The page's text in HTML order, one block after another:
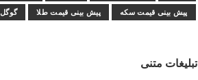
پیش بینی قیمت سکه پیش بینی قیمت طلا گوگل
تبلیغات متنی